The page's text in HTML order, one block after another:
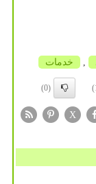
خدمات
(0)
X